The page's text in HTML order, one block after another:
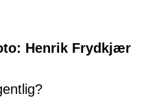
Henrik Frydkjær